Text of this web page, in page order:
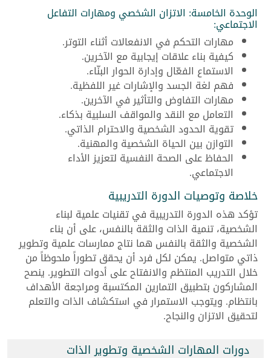
الوحدة الخامسة: الاتزان الشخصي ومهارات التفاعل
الاجتماعي:
مهارات التحكم في الانفعالات أثناء التوتر.
كيفية بناء علاقات إيجابية مع الآخرين.
الاستماع الفعّال وإدارة الحوار البنّاء.
فهم لغة الجسد والإشارات غير اللفظية.
مهارات التفاوض والتأثير في الآخرين.
التعامل مع النقد والمواقف السلبية بذكاء.
تقوية الحدود الشخصية والاحترام الذاتي.
التوازن بين الحياة الشخصية والمهنية.
الحفاظ على الصحة النفسية لتعزيز الأداء
الاجتماعي.
خلاصة وتوصيات الدورة التدريبية
تؤكد هذه الدورة التدريبية في تقنيات علمية لبناء
الشخصية، تنمية الذات والثقة بالنفس، على أن بناء
الشخصية والثقة بالنفس هما نتاج ممارسات علمية وتطوير
ذاتي متواصل. يمكن لكل فرد أن يحقق تطوراً ملحوظاً من
خلال التدريب المنتظم والانفتاح على أدوات التطوير. ينصح
المشاركون بتطبيق التمارين المكتسبة ومراجعة الأهداف
بانتظام. ويتوجب الاستمرار في استكشاف الذات والتعلم
لتحقيق الاتزان والنجاح.
دورات المهارات الشخصية وتطوير الذات